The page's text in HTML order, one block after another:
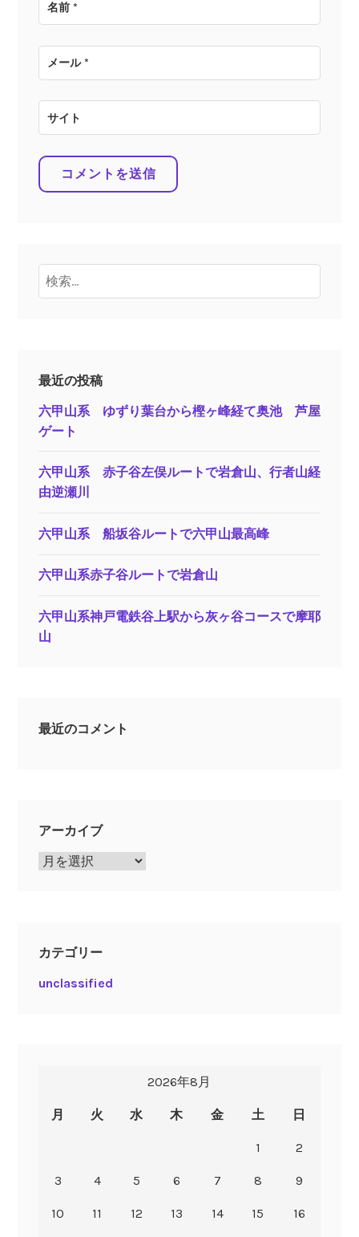
名前*
メール*
サイト
検
索:
最近の投稿
六甲山系 ゆずり葉台から樫ヶ峰経て奥池 芦屋
ゲート
六甲山系 赤子谷左俣ルートで岩倉山、行者山経
由逆瀬川
六甲山系 船坂谷ルートで六甲山最高峰
六甲山系赤子谷ルートで岩倉山
六甲山系神戸電鉄谷上駅から灰ヶ谷コースで摩耶
山
最近のコメント
アーカイブ
ア
カテゴリー
unclassified
2026年8月
月 火 水 木 金 土 日
1 2
3 4 5 6 7 8 9
10 11 12 13 14 15 16